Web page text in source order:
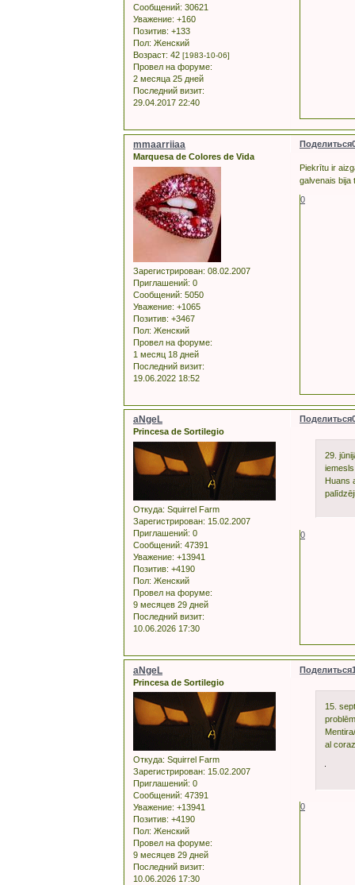
Сообщений: 30621
Уважение: +160
Позитив: +133
Пол: Женский
Возраст: 42 [1983-10-06]
Провел на форуме:
2 месяца 25 дней
Последний визит:
29.04.2017 22:40
Поделиться
mmaarriiaa
Marquesa de Colores de Vida
Зарегистрирован: 08.02.2007
Приглашений: 0
Сообщений: 5050
Уважение: +1065
Позитив: +3467
Пол: Женский
Провел на форуме:
1 месяц 18 дней
Последний визит:
19.06.2022 18:52
Piekrītu ir
galvenais bija
0
Поделиться
aNgeL
Princesa de Sortilegio
Откуда: Squirrel Farm
Зарегистрирован: 15.02.2007
Приглашений: 0
Сообщений: 47391
Уважение: +13941
Позитив: +4190
Пол: Женский
Провел на форуме:
9 месяцев 29 дней
Последний визит:
10.06.2026 17:30
29.
Huans
0
Поделиться
aNgeL
Princesa de Sortilegio
Откуда: Squirrel Farm
Зарегистрирован: 15.02.2007
Приглашений: 0
Сообщений: 47391
Уважение: +13941
Позитив: +4190
Пол: Женский
Провел на форуме:
9 месяцев 29 дней
Последний визит:
10.06.2026 17:30
15.
al
0